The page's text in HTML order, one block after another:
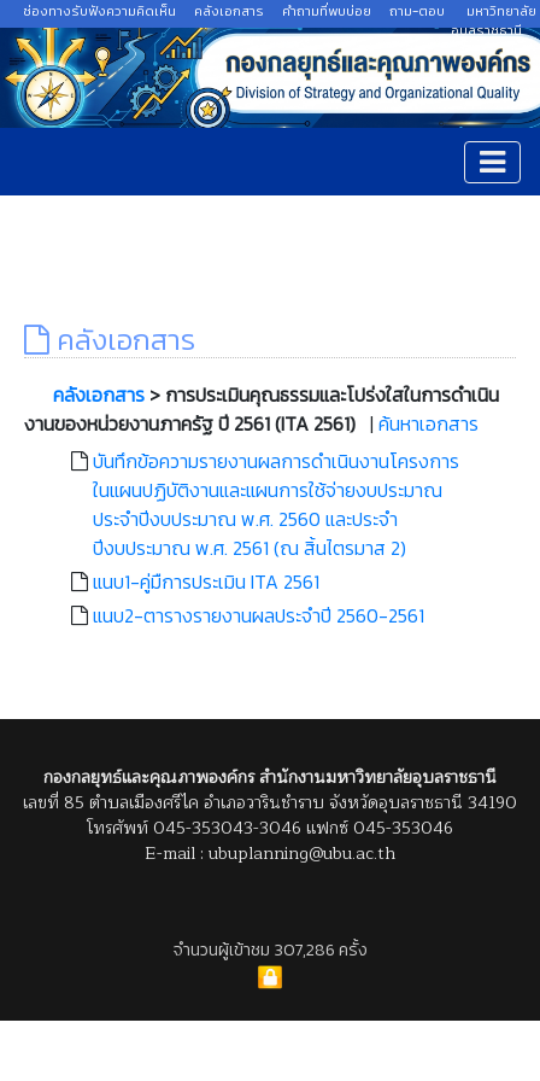
ช่องทางรับฟังความคิดเห็น คลังเอกสาร คำถามที่พบบ่อย ถาม-ตอบ
มหาวิทยาลัย
อุบลราชธานี
คลังเอกสาร
คลังเอกสาร > การประเมินคุณธรรมและโปร่งใสในการดำเนิน
งานของหน่วยงานภาครัฐ ปี 2561 (ITA 2561) | ค้นหาเอกสาร
บันทึกข้อความรายงานผลการดำเนินงานโครงการ
ในแผนปฏิบัติงานและแผนการใช้จ่ายงบประมาณ
ประจำปีงบประมาณ พ.ศ. 2560 และประจำ
ปีงบประมาณ พ.ศ. 2561 (ณ สิ้นไตรมาส 2)
แนบ1-คู่มืการประเมิน ITA 2561
แนบ2-ตารางรายงานผลประจำปี 2560-2561
กองกลยุทธ์และคุณภาพองค์กร สำนักงานมหาวิทยาลัยอุบลราชธานี
เลขที่ 85 ตำบลเมืองศรีไค อำเภอวารินชำราบ จังหวัดอุบลราชธานี 34190
โทรศัพท์ 045-353043-3046 แฟกซ์ 045-353046
E-mail : ubuplanning@ubu.ac.th
จำนวนผู้เข้าชม 307,286 ครั้ง